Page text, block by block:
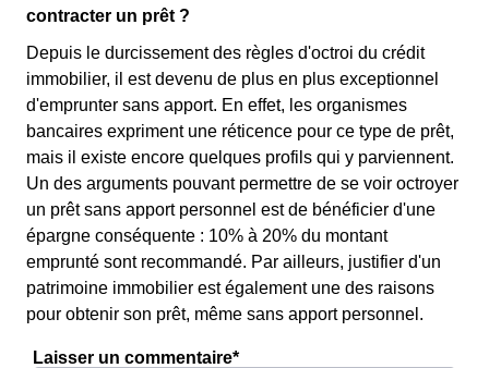
contracter un prêt ?
Depuis le durcissement des règles d'octroi du crédit
immobilier, il est devenu de plus en plus exceptionnel
d'emprunter sans apport. En effet, les organismes
bancaires expriment une réticence pour ce type de prêt,
mais il existe encore quelques profils qui y parviennent.
Un des arguments pouvant permettre de se voir octroyer
un prêt sans apport personnel est de bénéficier d'une
épargne conséquente : 10% à 20% du montant
emprunté sont recommandé. Par ailleurs, justifier d'un
patrimoine immobilier est également une des raisons
pour obtenir son prêt, même sans apport personnel.
Laisser un commentaire*